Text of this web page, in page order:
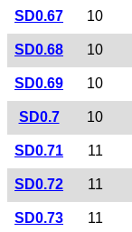
SD0.67 10
SD0.68 10
SD0.69 10
SD0.7 10
SD0.71 11
SD0.72 11
SD0.73 11